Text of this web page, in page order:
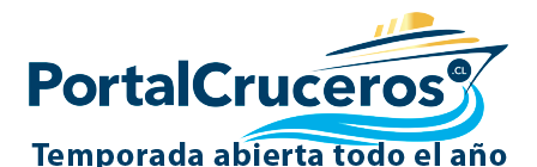
content